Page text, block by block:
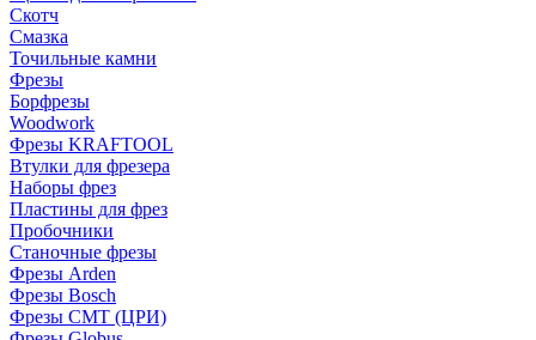
Скотч
Смазка
Точильные камни
Фрезы
Борфрезы
Woodwork
Фрезы KRAFTOOL
Втулки для фрезера
Наборы фрез
Пластины для фрез
Пробочники
Станочные фрезы
Фрезы Arden
Фрезы Bosch
Фрезы CMT (ЦРИ)